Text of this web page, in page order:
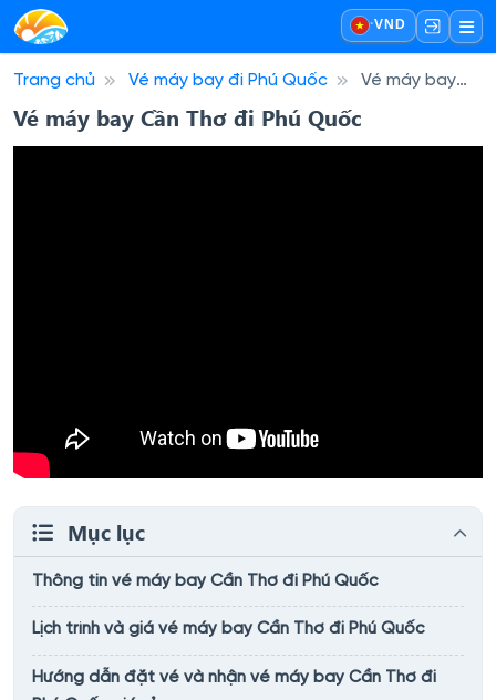
·VND
Trang chủ Vé máy bay đi Phú Quốc
Vé máy bay
Cần Thơ đi Phú Quốc
Vé máy bay Cần Thơ đi Phú Quốc
Mục lục
Thông tin vé máy bay Cần Thơ đi Phú Quốc
Lịch trình và giá vé máy bay Cần Thơ đi Phú Quốc
Hướng dẫn đặt vé và nhận vé máy bay Cần Thơ đi